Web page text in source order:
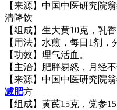
【来源】中国中医研究院
清降饮
【组成】生大黄10克，乳
【用法】水煎，每日1剂，
【功效】理气活血。
【主治】肥胖易怒，月经不
【来源】中国中医研究院
减肥方
【组成】黄芪15克，党参